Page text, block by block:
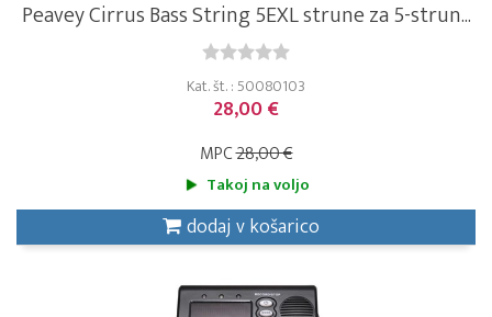
Peavey Cirrus Bass String 5EXL strune za 5-strun...
Kat. št. : 50080103
28,00 €
MPC28,00 €
Takoj na voljo
dodaj v košarico